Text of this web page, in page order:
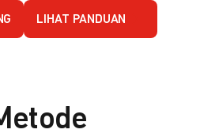
LIHAT PANDUAN